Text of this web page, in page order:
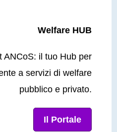
Welfare HUB
ANCoS: il tuo Hub per
a servizi di welfare
pubblico e privato.
Il Portale